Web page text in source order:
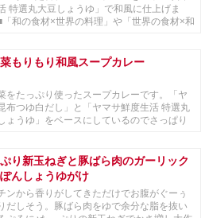
特選丸大豆しょうゆ」で和風に仕上げま
和の食材×世界の料理」や「世界の食材×和
もりもり和風スープカレー
をたっぷり使ったスープカレーです。「ヤ
布つゆ白だし」と「ヤマサ鮮度生活 特選丸
ょうゆ」をベースにしているのでさっぱり
り新玉ねぎと豚ばら肉のガーリック
んしょうゆがけ
ンから香りがしてきただけでお腹がぐーぅ
だしそう。豚ばら肉をゆで余分な脂を抜い